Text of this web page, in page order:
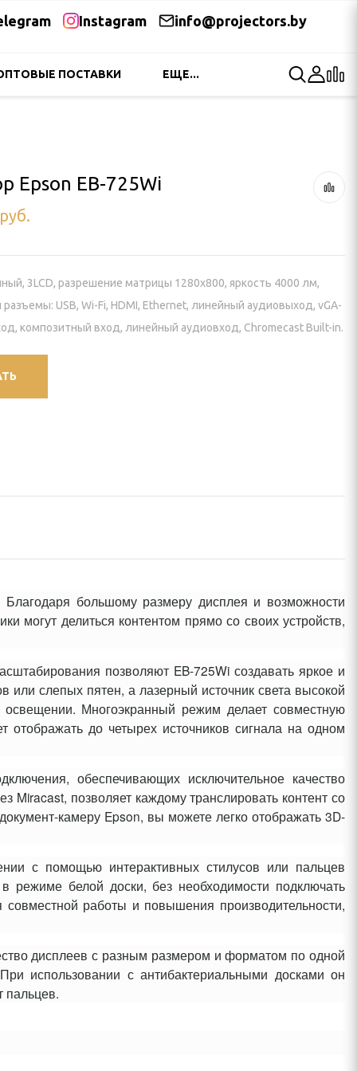
Instagram info@projectors.by
ПОСТАВКИ ЕЩЕ...
Epson EB-725Wi
руб.
3LCD, разрешение матрицы 1280x800, яркость 4000 лм,
USB, Wi-Fi, HDMI, Ethernet, линейный аудиовыход, vGA-
композитный вход, линейный аудиовход, Chromecast Built-in.
большому размеру дисплея и возможности
могут делиться контентом прямо со своих устройств,
позволяют EB-725Wi создавать яркое и
или слепых пятен, а лазерный источник света высокой
Многоэкранный режим делает совместную
отображать до четырех источников сигнала на одном
обеспечивающих исключительное качество
Miracast, позволяет каждому транслировать контент со
камеру Epson, вы можете легко отображать 3D-
с помощью интерактивных стилусов или пальцев
режиме белой доски, без необходимости подключать
совместной работы и повышения производительности,
дисплеев с разным размером и форматом по одной
использовании с антибактериальными досками он
пальцев.